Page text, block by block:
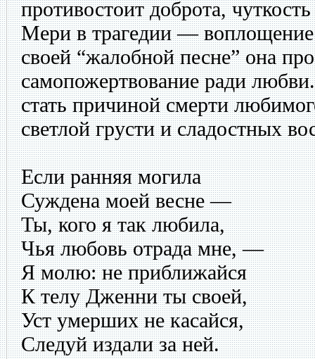
противостоит доброта,
Мери в трагедии —
своей “жалобной песне” она
самопожертвование ради
стать причиной смерти
светлой грусти и сладостных
Если ранняя могила
Суждена моей весне —
Ты, кого я так любила,
Чья любовь отрада мне, —
Я молю: не приближайся
К телу Дженни ты своей,
Уст умерших не касайся,
Следуй издали за ней.